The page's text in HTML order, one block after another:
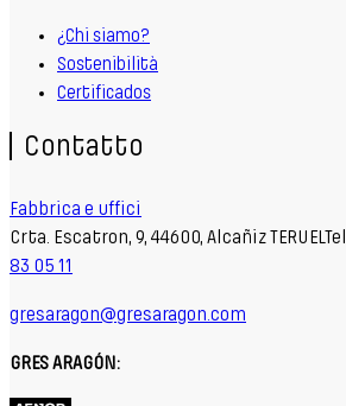
¿Chi siamo?
Sostenibilità
Certificados
Contatto
Fabbrica e uffici
Crta. Escatron, 9, 44600, Alcañiz TERUELTel.
83 05 11
gresaragon@gresaragon.com
GRES ARAGÓN: